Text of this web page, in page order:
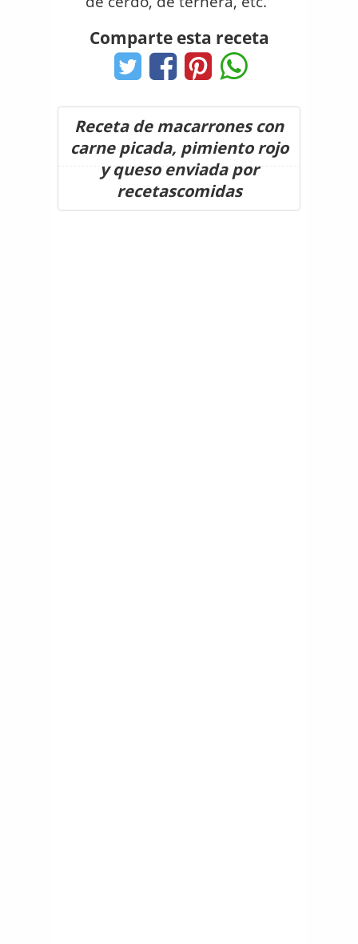
Comparte esta receta
Receta de macarrones con
carne picada, pimiento rojo
y queso enviada por
recetascomidas